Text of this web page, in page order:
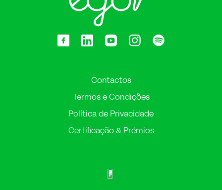
Contactos
Termos e Condições
Política de Privacidade
Certificação & Prémios